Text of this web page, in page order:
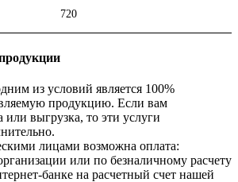
720
из условий является 100%
продукцию. Если вам
или выгрузка, то эти услуги
лицами возможна оплата:
или по безналичному расчету
банке на расчетный счет нашей